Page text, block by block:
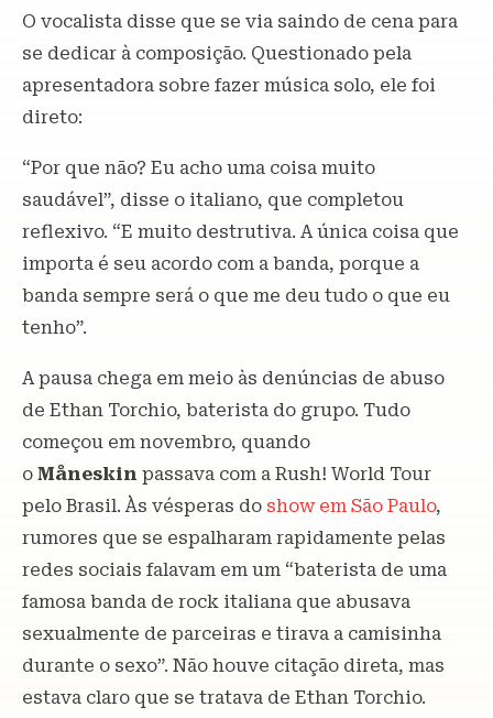
O vocalista disse que se via saindo de cena para
se dedicar à composição. Questionado pela
apresentadora sobre fazer música solo, ele foi
direto:
“Por que não? Eu acho uma coisa muito
saudável”, disse o italiano, que completou
reflexivo. “E muito destrutiva. A única coisa que
importa é seu acordo com a banda, porque a
banda sempre será o que me deu tudo o que eu
tenho”.
A pausa chega em meio às denúncias de abuso
de Ethan Torchio, baterista do grupo. Tudo
começou em novembro, quando
o Måneskin passava com a Rush! World Tour
pelo Brasil. Às vésperas do show em São Paulo,
rumores que se espalharam rapidamente pelas
redes sociais falavam em um “baterista de uma
famosa banda de rock italiana que abusava
sexualmente de parceiras e tirava a camisinha
durante o sexo”. Não houve citação direta, mas
estava claro que se tratava de Ethan Torchio.